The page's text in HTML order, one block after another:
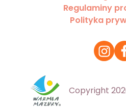
Regulaminy
Polityka
Copyright